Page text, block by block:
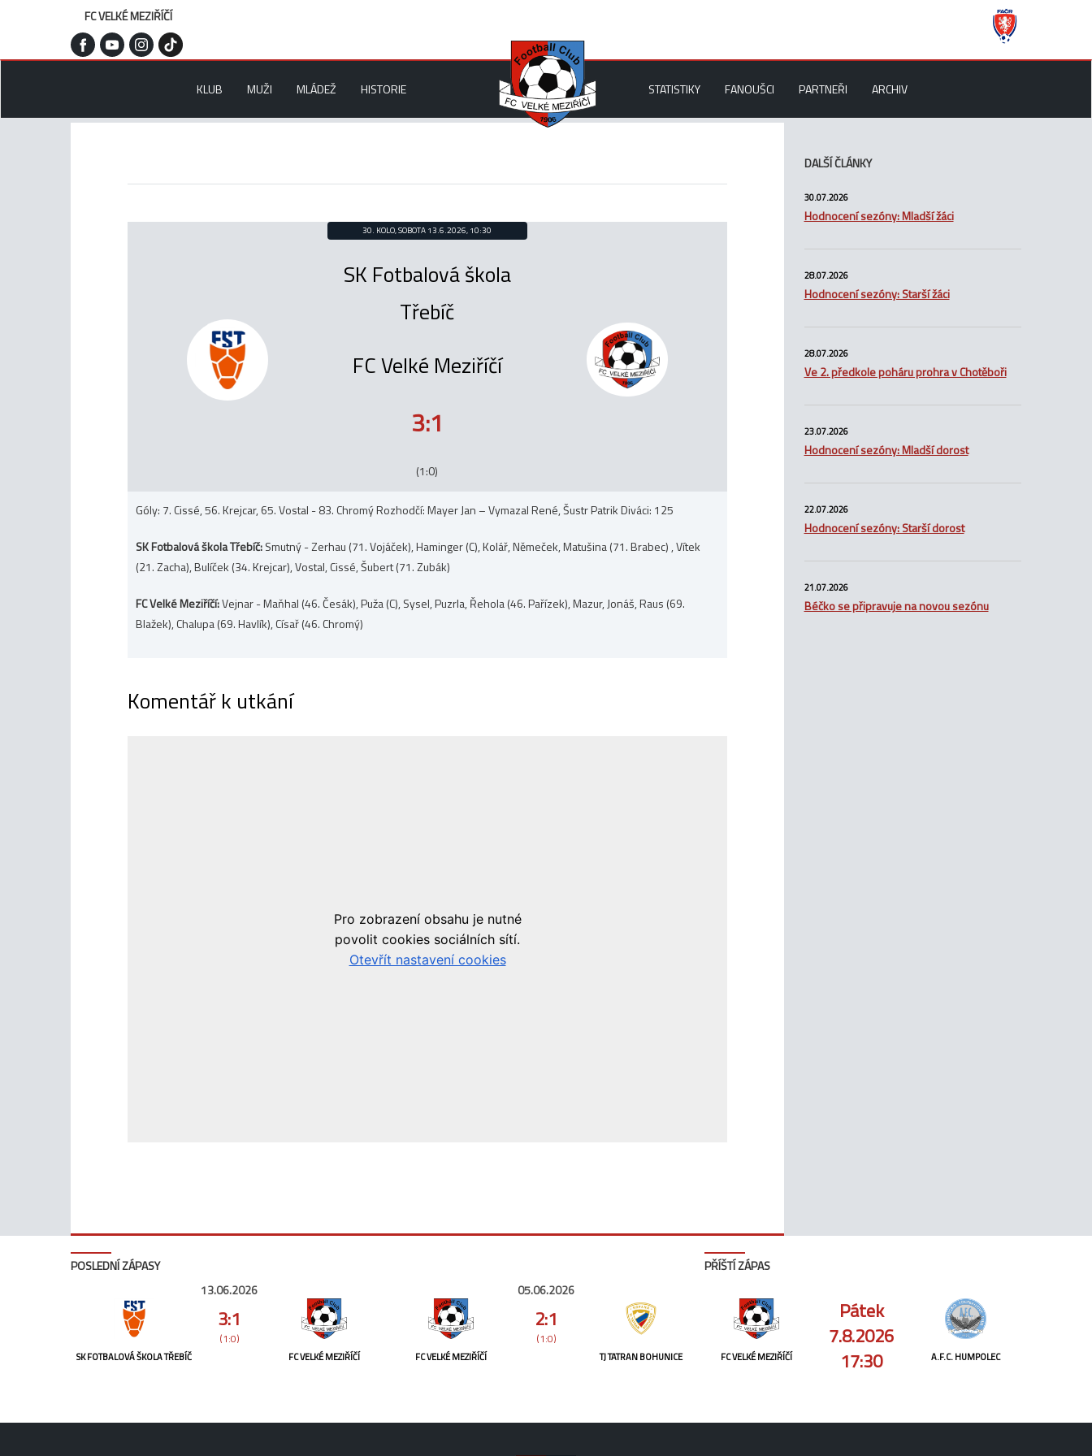
FC VELKÉ MEZIŘÍČÍ
KLUB MUŽI MLÁDEŽ HISTORIE STATISTIKY FANOUŠCI PARTNEŘI ARCHIV
30. KOLO, SOBOTA 13.6.2026, 10:30
SK Fotbalová škola
Třebíč
FC Velké Meziříčí
3:1
(1:0)
Góly: 7. Cissé, 56. Krejcar, 65. Vostal - 83. Chromý Rozhodčí: Mayer Jan – Vymazal René, Šustr Patrik Diváci: 125
SK Fotbalová škola Třebíč:Smutný - Zerhau (71. Vojáček), Haminger (C), Kolář, Němeček, Matušina (71. Brabec) , Vítek
(21. Zacha), Bulíček (34. Krejcar), Vostal, Cissé, Šubert (71. Zubák)
FC Velké Meziříčí:Vejnar - Maňhal (46. Česák), Puža (C), Sysel, Puzrla, Řehola (46. Pařízek), Mazur, Jonáš, Raus (69.
Blažek), Chalupa (69. Havlík), Císař (46. Chromý)
Komentář k utkání
DALŠÍ ČLÁNKY
30.07.2026
Hodnocení sezóny: Mladší žáci
28.07.2026
Hodnocení sezóny: Starší žáci
28.07.2026
Ve 2. předkole poháru prohra v Chotěboři
23.07.2026
Hodnocení sezóny: Mladší dorost
22.07.2026
Hodnocení sezóny: Starší dorost
21.07.2026
Béčko se připravuje na novou sezónu
POSLEDNÍ ZÁPASY
SK FOTBALOVÁ ŠKOLA TŘEBÍČ
13.06.2026
3:1
(1:0)
FC VELKÉ MEZIŘÍČÍ FC VELKÉ MEZIŘÍČÍ
05.06.2026
2:1
(1:0)
TJ TATRAN BOHUNICE
PŘÍŠTÍ ZÁPAS
FC VELKÉ MEZIŘÍČÍ
Pátek
7.8.2026
17:30
A.F.C. HUMPOLEC